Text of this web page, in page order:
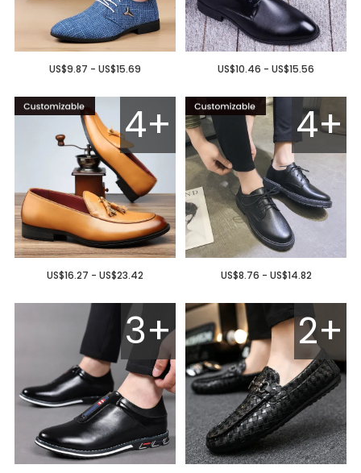
US$9.87 - US$15.69 US$10.46 - US$15.56
4+
US$16.27 - US$23.42
4+
US$8.76 - US$14.82
3+ 2+